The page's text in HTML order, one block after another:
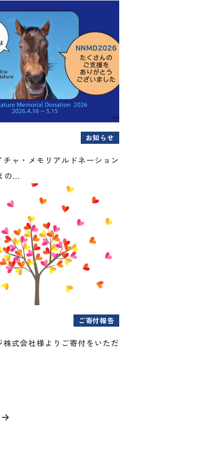
お知らせ
ャ・メモリアルドネーション
の...
ご寄付報告
株式会社様よりご寄付をいただ